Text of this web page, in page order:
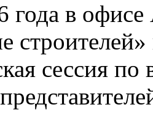
года в
сессия